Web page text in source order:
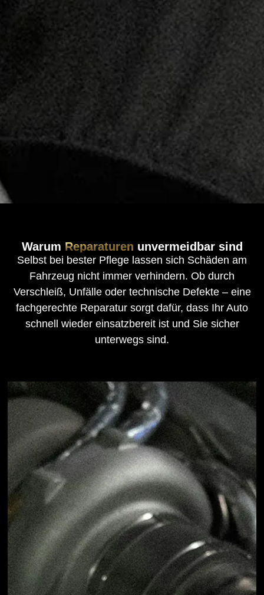
Warum Reparaturen unvermeidbar sind
Selbst bei bester Pflege lassen sich Schäden am
Fahrzeug nicht immer verhindern. Ob durch
Verschleiß, Unfälle oder technische Defekte – eine
fachgerechte Reparatur sorgt dafür, dass Ihr Auto
schnell wieder einsatzbereit ist und Sie sicher
unterwegs sind.